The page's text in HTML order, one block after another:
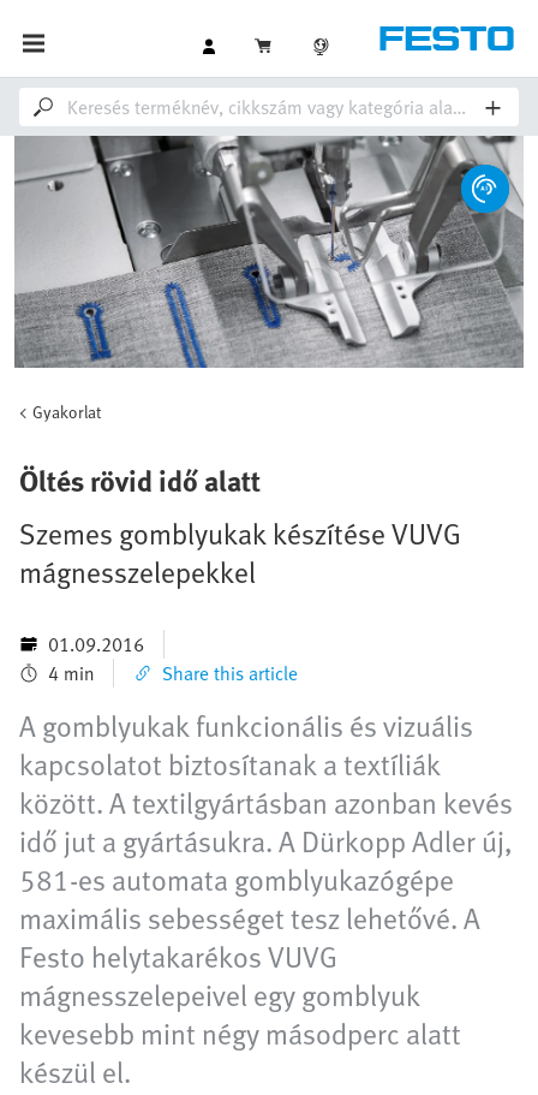
Gyakorlat
Öltés rövid idő alatt
Szemes gomblyukak készítése VUVG
mágnesszelepekkel
01.09.2016
4 min
Share this article
A gomblyukak funkcionális és vizuális
kapcsolatot biztosítanak a textíliák
között. A textilgyártásban azonban kevés
idő jut a gyártásukra. A Dürkopp Adler új,
581-es automata gomblyukazógépe
maximális sebességet tesz lehetővé. A
Festo helytakarékos VUVG
mágnesszelepeivel egy gomblyuk
kevesebb mint négy másodperc alatt
készül el.